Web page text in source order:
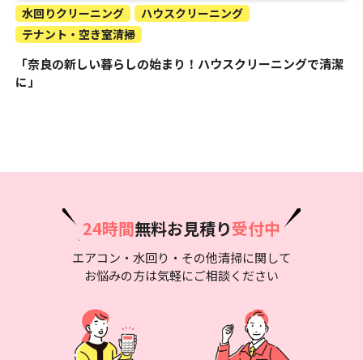
水回りクリーニング
ハウスクリーニング
テナント・空き室清掃
「奈良の新しい暮らしの始まり！ハウスクリーニングで清潔
に」
24時間無料お見積り受付中
エアコン・水回り・その他清掃に関して
お悩みの方は気軽にご相談ください